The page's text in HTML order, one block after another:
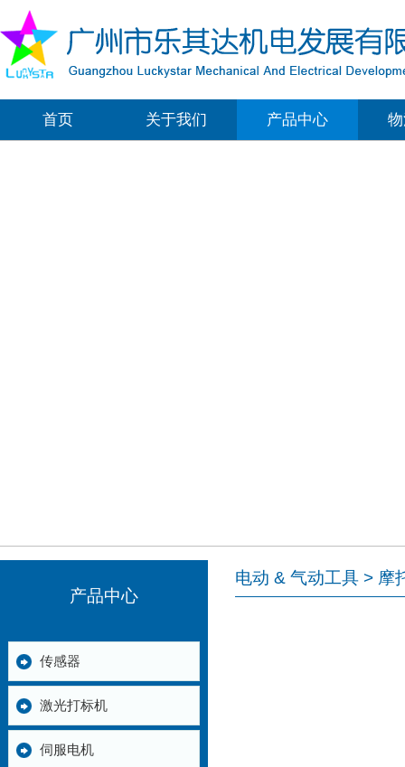
首页 关于我们 产品中心
产品中心
传感器
激光打标机
伺服电机
电动 & 气动工具 > 摩